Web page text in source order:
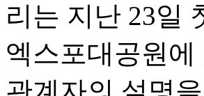
리는 지난 23일
엑스포대공원